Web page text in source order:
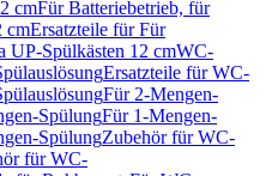
cmFür Batteriebetrieb, für
cmErsatzteile für Für
UP-Spülkästen 12 cmWC-
Ersatzteile für WC-
Für 2-Mengen-
SpülungFür 1-Mengen-
SpülungZubehör für WC-
für WC-